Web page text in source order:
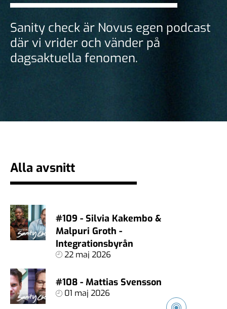
Sanity check är Novus egen podcast
där vi vrider och vänder på
dagsaktuella fenomen.
Alla avsnitt
#109 - Silvia Kakembo &
Malpuri Groth -
Integrationsbyrån
22 maj 2026
#108 - Mattias Svensson
01 maj 2026